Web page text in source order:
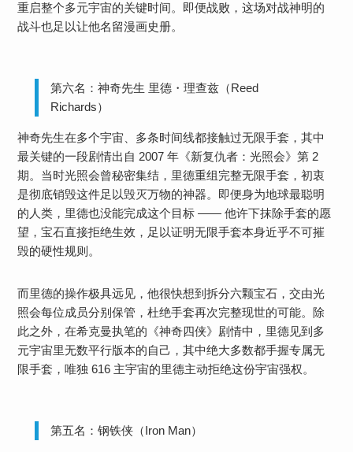
重启整个多元宇宙的关键时间。即便战败，这场对战神明的
战斗也足以让他名留漫画史册。
第六名：神奇先生 里德・理查兹（Reed
Richards）
神奇先生在多个宇宙、多条时间线都接触过无限手套，其中
最关键的一段剧情出自 2007 年《新复仇者：光照会》第 2
期。当时光照会曾秘密集结，里德重组完整无限手套，初衷
是彻底销毁这件足以毁灭万物的神器。即便身为地球最聪明
的人类，里德也没能完成这个目标 —— 他许下抹除手套的愿
望，宝石直接拒绝生效，足以证明无限手套本身近乎不可摧
毁的硬性规则。
而里德的操作极具远见，他很快想到拆分六颗宝石，交由光
照会每位成员分别保管，杜绝手套再次完整现世的可能。除
此之外，在希克曼执笔的《神奇四侠》剧情中，里德见到多
元宇宙里无数平行版本的自己，其中绝大多数都手握专属无
限手套，唯独 616 主宇宙的里德主动拒绝这份宇宙强权。
第五名：钢铁侠（Iron Man）